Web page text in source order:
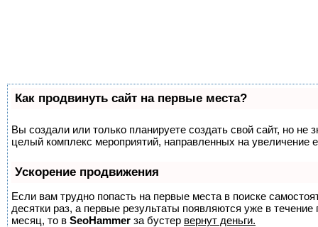
Как продвинуть сайт на первые места?
Вы создали или только планируете создать свой сайт, но не
целый комплекс мероприятий, направленных на увеличение
Ускорение продвижения
Если вам трудно попасть на первые места в поиске
десятки раз, а первые результаты появляются уже в
месяц, то в SeoHammer за бустер вернут деньги.